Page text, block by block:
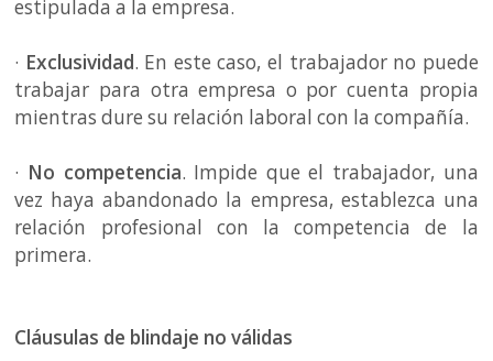
estipulada a la empresa.
· Exclusividad. En este caso, el trabajador no puede
trabajar para otra empresa o por cuenta propia
mientras dure su relación laboral con la compañía.
· No competencia. Impide que el trabajador, una
vez haya abandonado la empresa, establezca una
relación profesional con la competencia de la
primera.
Cláusulas de blindaje no válidas